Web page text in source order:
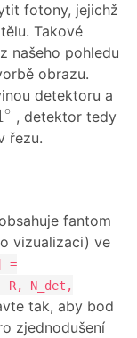
fotony, jejichž
Takové
našeho pohledu
obrazu.
detektoru a
∘
∘ , detektor tedy
řezu.
fantom
vizualizaci) ve
=
R, N_det,
tak, aby bod
zjednodušení